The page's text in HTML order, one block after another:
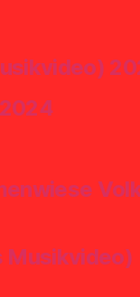
Musikvideo)